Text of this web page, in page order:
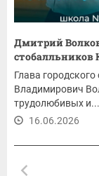
Дмитрий
стобалльников
Глава
Владимирович
трудолюбивых и...
16.06.2026